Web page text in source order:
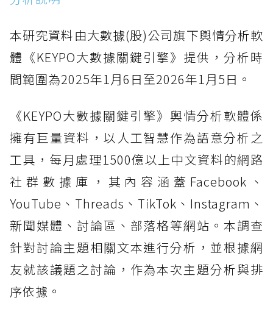
本研究資料由大數據(股)公司旗下輿情分析軟
體《KEYPO大數據關鍵引擎》提供，分析時
間範圍為2025年1月6日至2026年1月5日。
《KEYPO大數據關鍵引擎》輿情分析軟體係
擁有巨量資料，以人工智慧作為語意分析之
工具，每月處理1500億以上中文資料的網路
社群數據庫，其內容涵蓋Facebook、
YouTube、Threads、TikTok、Instagram、
新聞媒體、討論區、部落格等網站。本調查
針對討論主題相關文本進行分析，並根據網
友就該議題之討論，作為本次主題分析與排
序依據。